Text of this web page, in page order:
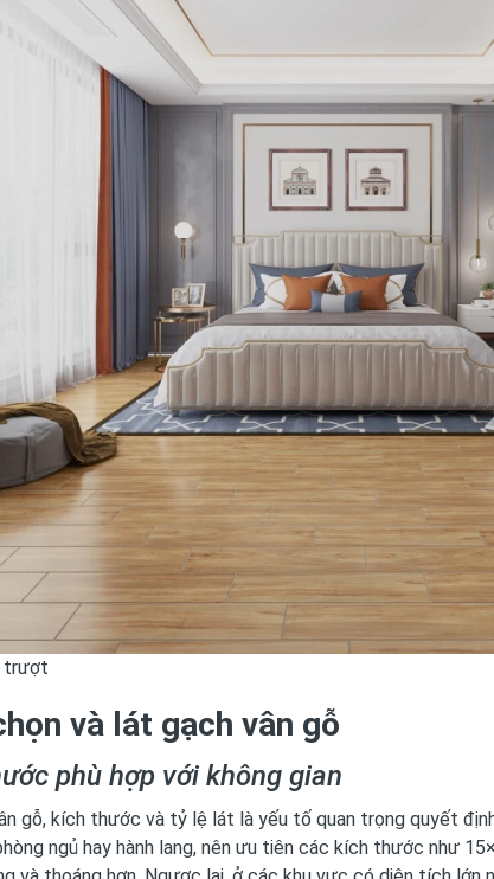
trượt
và lát gạch vân gỗ
phù hợp với không gian
gỗ, kích thước và tỷ lệ lát là yếu tố quan trọng quyết
ngủ hay hành lang, nên ưu tiên các kích thước như